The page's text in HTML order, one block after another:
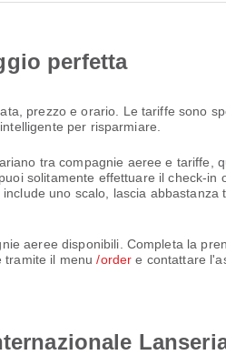
perfetta
prezzo e orario. Le tariffe sono
per risparmiare.
tra compagnie aeree e tariffe,
solitamente effettuare il check-in
uno scalo, lascia abbastanza
aeree disponibili. Completa la
tramite il menu/order e contattare